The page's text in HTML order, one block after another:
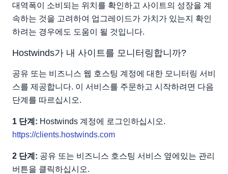
대역폭이 소비되는 위치를 확인하고 사이트의 성장을 계
속하는 것을 고려하여 업그레이드가 가치가 있는지 확인
하려는 경우에도 도움이 될 것입니다.
Hostwinds가 내 사이트를 모니터링합니까?
공유 또는 비즈니스 웹 호스팅 계정에 대한 모니터링 서비
스를 제공합니다. 이 서비스를 주문하고 시작하려면 다음
단계를 따르십시오.
1 단계: Hostwinds 계정에 로그인하십시오.
https://clients.hostwinds.com
2 단계: 공유 또는 비즈니스 호스팅 서비스 옆에있는 관리
버튼을 클릭하십시오.